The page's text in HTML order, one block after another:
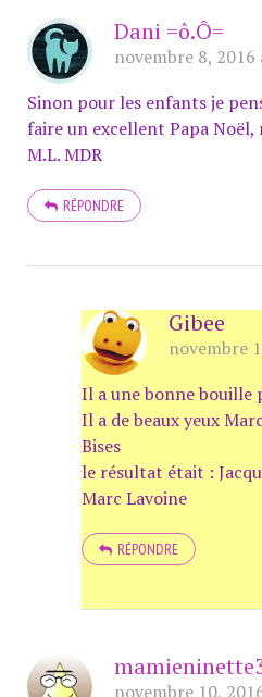
Dani =ô.Ô=
novembre 8, 2016
Sinon pour les enfants je
faire un excellent Papa Noël,
M.L. MDR
RÉPONDRE
Gibee
novembre
Il a une bonne bouille
Il a de beaux yeux
Bises
le résultat était :
Marc Lavoine
RÉPONDRE
novembre 10,